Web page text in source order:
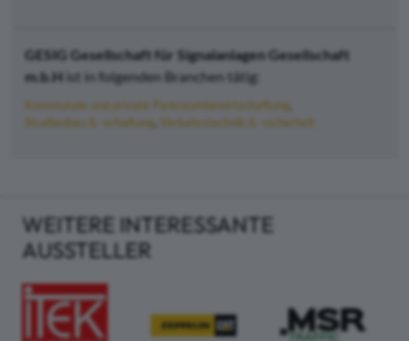
GESIG Gesellschaft für Signalanlagen Gesellschaft
m.b.H ist in folgenden Branchen tätig:
Kommunale und private Parkraumbewirtschaftung
Straßenbau & -erhaltung
Verkehrstechnik & -sicherheit
WEITERE INTERESSANTE
AUSSTELLER